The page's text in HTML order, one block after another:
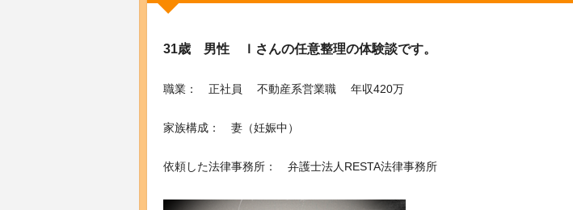
31歳 男性 Ｉさんの任意整理の体験談です。
職業： 正社員 不動産系営業職 年収420万
家族構成： 妻（妊娠中）
依頼した法律事務所： 弁護士法人RESTA法律事務所